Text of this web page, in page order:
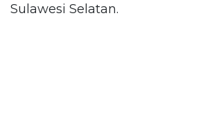
Sulawesi Selatan.